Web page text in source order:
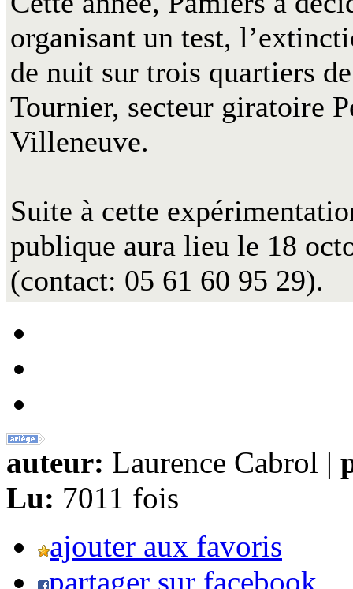
organisant un test,
de nuit sur trois quartiers
Tournier, secteur giratoire
Villeneuve.
Suite à cette
publique aura lieu le 18
(contact: 05 61 60 95 29).
auteur: Laurence Cabrol |
Lu: 7011 fois
ajouter aux favoris
partager sur facebook